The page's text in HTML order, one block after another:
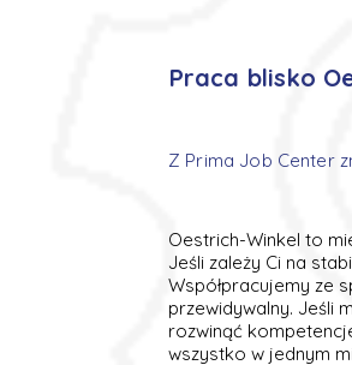
Praca blisko
Z Prima Job Center
Oestrich-Winkel to
Jeśli zależy Ci na
Współpracujemy ze
przewidywalny. Jeśli
rozwinąć
wszystko w jednym